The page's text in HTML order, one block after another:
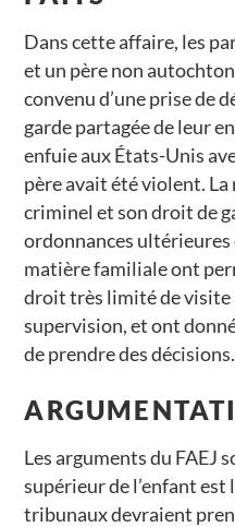
Dans cette affaire, les
et un père non
convenu d’une prise de
garde partagée de leur
enfuie aux États-Unis
père avait été violent. La
criminel et son droit de
ordonnances ultérieures
matière familiale ont
droit très limité de visite
supervision, et ont
de prendre des décisions.
Les arguments du FAEJ
supérieur de l’enfant est
tribunaux devraient